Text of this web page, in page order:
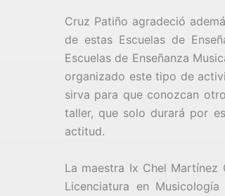
Cruz Patiño agradeció
de estas Escuelas de
Escuelas de Enseñanza
organizado este tipo de
sirva para que conozcan
taller, que solo durará por
actitud.
La maestra Ix Chel
Licenciatura en